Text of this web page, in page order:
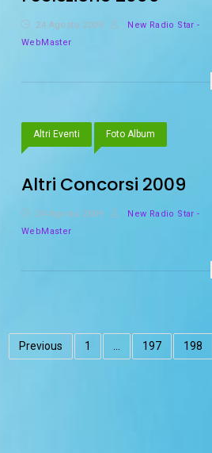
24 Agosto 2009
New Radio Star -
WebMaster
Altri Eventi Foto Album
Altri Concorsi 2009
24 Agosto 2009
New Radio Star -
WebMaster
Previous 1 … 197 198